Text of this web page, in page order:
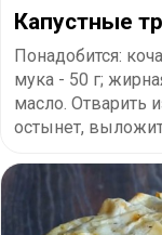
Капустные
Понадобится:
мука - 50 г;
масло. Отварить
остынет,